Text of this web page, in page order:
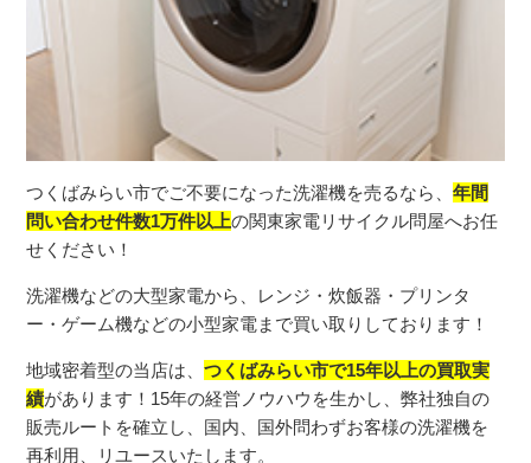
つくばみらい市でご不要になった洗濯機を売るなら、年間
問い合わせ件数1万件以上の関東家電リサイクル問屋へお任
せください！
洗濯機などの大型家電から、レンジ・炊飯器・プリンタ
ー・ゲーム機などの小型家電まで買い取りしております！
地域密着型の当店は、つくばみらい市で15年以上の買取実
績があります！15年の経営ノウハウを生かし、弊社独自の
販売ルートを確立し、国内、国外問わずお客様の洗濯機を
再利用、リユースいたします。